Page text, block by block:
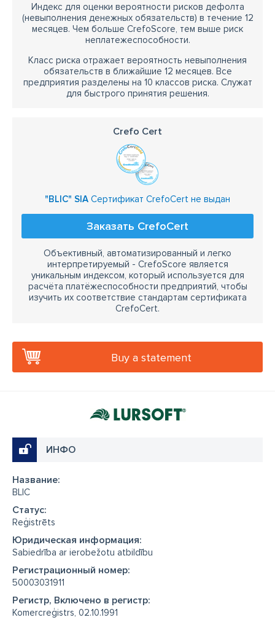
Индекс для оценки вероятности рисков дефолта
(невыполнения денежных обязательств) в течение 12
месяцев. Чем больше CrefoScore, тем выше риск
неплатежеспособности.
Класс риска отражает вероятность невыполнения
обязательств в ближайшие 12 месяцев. Все
предприятия разделены на 10 классов риска. Служат
для быстрого принятия решения.
Crefo Cert
"BLIC" SIA Сертификат CrefoCert не выдан
Заказать CrefoCert
Объективный, автоматизированный и легко
интерпретируемый - CrefoScore является
уникальным индексом, который используется для
расчёта платёжеспособности предприятий, чтобы
изучить их соответствие стандартам сертификата
CrefoCert.
Buy a statement
ИНФО
Название:
BLIC
Cтатус:
Reģistrēts
Юридическая информация:
Sabiedrība ar ierobežotu atbildību
Регистрационный номер:
50003031911
Регистр, Включено в регистр:
Komercreģistrs, 02.10.1991